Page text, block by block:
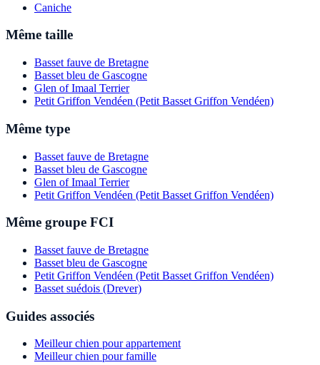
Caniche
Même taille
Basset fauve de Bretagne
Basset bleu de Gascogne
Glen of Imaal Terrier
Petit Griffon Vendéen (Petit Basset Griffon Vendéen)
Même type
Basset fauve de Bretagne
Basset bleu de Gascogne
Glen of Imaal Terrier
Petit Griffon Vendéen (Petit Basset Griffon Vendéen)
Même groupe FCI
Basset fauve de Bretagne
Basset bleu de Gascogne
Petit Griffon Vendéen (Petit Basset Griffon Vendéen)
Basset suédois (Drever)
Guides associés
Meilleur chien pour appartement
Meilleur chien pour famille